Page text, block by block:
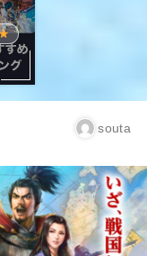
souta